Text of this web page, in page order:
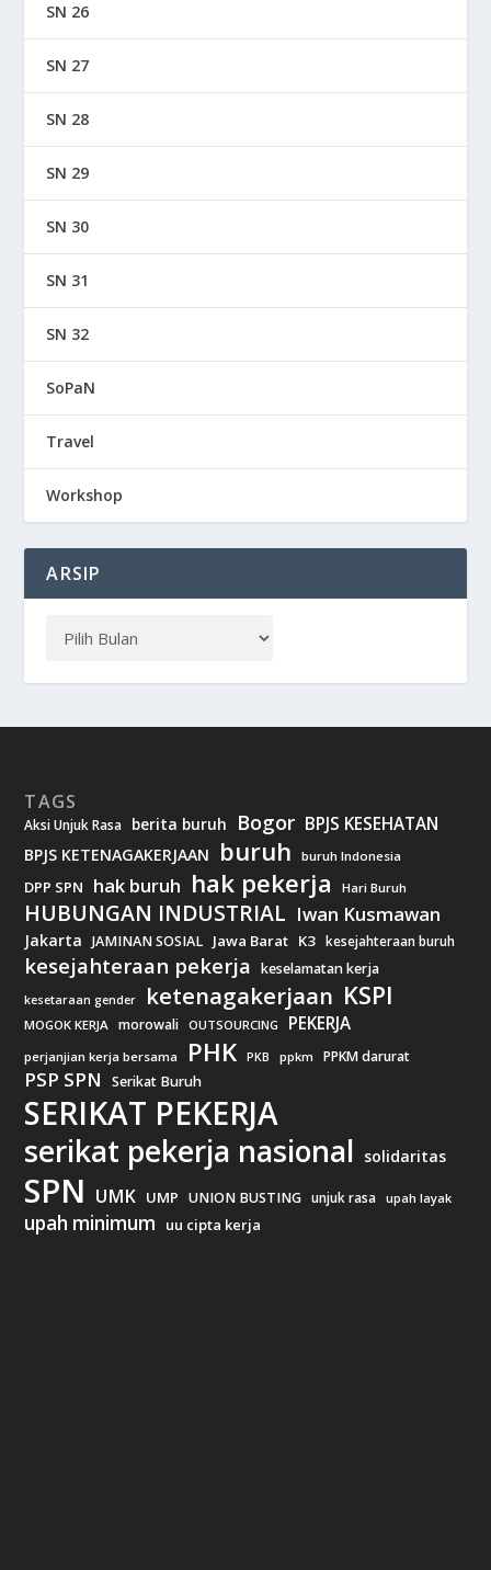
SN 26
SN 27
SN 28
SN 29
SN 30
SN 31
SN 32
SoPaN
Travel
Workshop
ARSIP
TAGS
Aksi Unjuk Rasa berita buruh Bogor BPJS KESEHATAN
BPJS KETENAGAKERJAAN buruh buruh Indonesia
DPP SPN hak buruh hak pekerja Hari Buruh
HUBUNGAN INDUSTRIAL Iwan Kusmawan
Jakarta JAMINAN SOSIAL Jawa Barat K3 kesejahteraan buruh
kesejahteraan pekerja keselamatan kerja
kesetaraan gender ketenagakerjaan KSPI
MOGOK KERJA morowali OUTSOURCING PEKERJA
perjanjian kerja bersama PHK PKB ppkm PPKM darurat
PSP SPN Serikat Buruh
SERIKAT PEKERJA
serikat pekerja nasional solidaritas
SPN UMK UMP UNION BUSTING unjuk rasa upah layak
upah minimum uu cipta kerja